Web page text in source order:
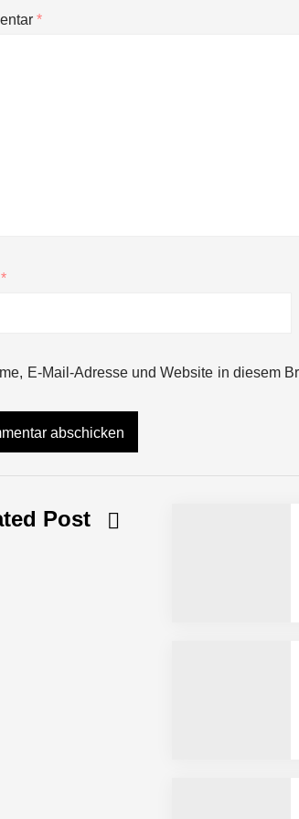
*
*
E-Mail-Adresse und Website in diesem
Post
Simulationsdienstleistung in Minuten